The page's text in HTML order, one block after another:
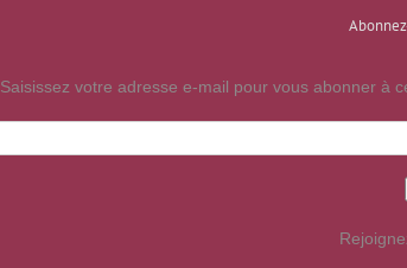
Saisissez votre adresse e-mail pour vous abonner à